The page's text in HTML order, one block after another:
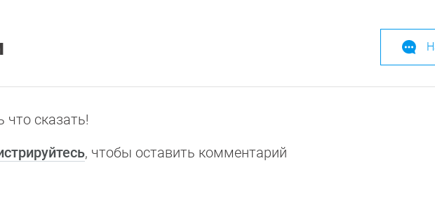
сказать!
, чтобы оставить комментарий